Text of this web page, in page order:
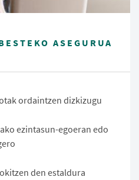
ASEGURUA
ordaintzen dizkizugu
ezintasun-egoeran edo
den estaldura